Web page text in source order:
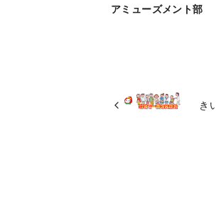
アミューズメント部
き